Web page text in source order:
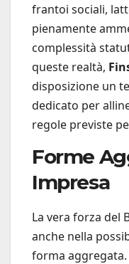
frantoi sociali,
pienamente
complessità
queste realtà,
disposizione un
dedicato per
regole previste
Forme
Impresa
La vera forza del
anche nella
forma aggregata.